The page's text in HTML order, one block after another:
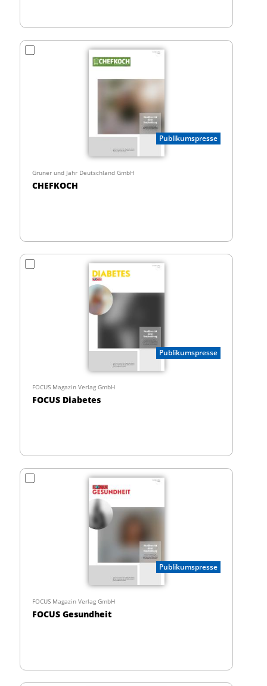
Publikumspresse
Gruner und Jahr Deutschland GmbH
CHEFKOCH
Publikumspresse
FOCUS Magazin Verlag GmbH
FOCUS Diabetes
Publikumspresse
FOCUS Magazin Verlag GmbH
FOCUS Gesundheit